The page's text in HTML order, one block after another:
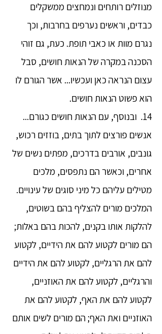
מנוזלים רותחים ונמחצים ממשקלים
כבדים, וראשים נערפים בחרבות, וכך
נגרם מוות או כאבי תופת. כעת, גם זוהי
הסכנה במקרה של הנאות חושים, סבל
עצום הנראה כאן ועכשיו... אשר הגורם לו
הוא פשוט הנאות חושים.
14. ובנוסף, עם הנאות חושים כגורם...
אנשים פורצים לתוך בתים, בוזזים רכוש,
גונבים, אורבים בדרכים, מפתים נשים של
אחרים, וכאשר הם נתפסים, מלכים
מטילים עליהם כל מיני סוגים של עינויים.
המלכים מורים להצליף בהם בשוטים,
להלקות אותו בקנים, להכות בהם באלות;
הם מורים לקטוע להם את הידיים, לקטוע
להם את הרגליים, לקטוע להם את הידיים
והרגליים, לקטוע להם את האוזניים,
לקטוע להם את האף, לקטוע להם את
האוזניים ואת האף; הם מורים לשים אותם